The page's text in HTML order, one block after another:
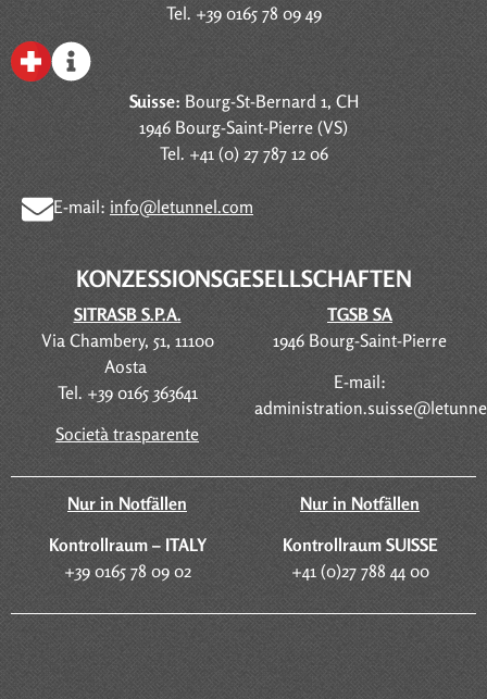
Tel. +39 0165 78 09 49
Suisse: Bourg-St-Bernard 1, CH
1946 Bourg-Saint-Pierre (VS)
Tel. +41 (0) 27 787 12 06
E-mail: info@letunnel.com
KONZESSIONSGESELLSCHAFTEN
SITRASB S.P.A.
Via Chambery, 51, 11100
Aosta
Tel. +39 0165 363641
Società trasparente
TGSB SA
1946 Bourg-Saint-Pierre
E-mail:
Nur in Notfällen
Kontrollraum – ITALY
+39 0165 78 09 02
Nur in Notfällen
Kontrollraum SUISSE
+41 (0)27 788 44 00